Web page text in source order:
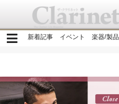
新着記事 イベント 楽器/製品